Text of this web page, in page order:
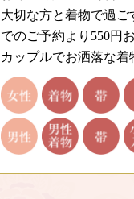
大切な方と着物で過
でのご予約より550円
カップルでお洒落な着